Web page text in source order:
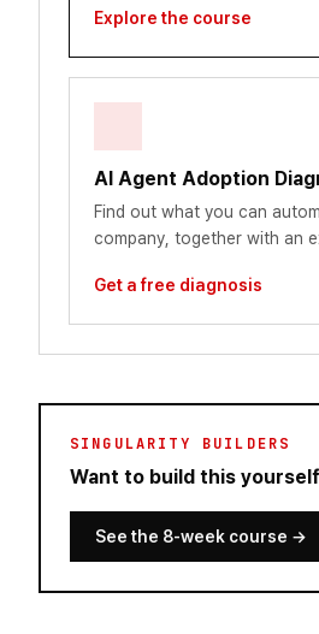
Explore the course
AI Agent Adoption
Find out what you can
company, together with an
Get a free diagnosis
SINGULARITY BUILDERS
Want to build this
See the 8-week course →